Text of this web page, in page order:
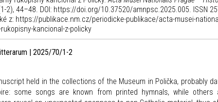
2), 44–48. DOI: https://doi.org/10.37520/amnpsc.2025.005. ISSN
z: https://publikace.nm.cz/periodicke-publikace/acta-musei-
kancional-z-policky
| 2025/70/1-2
held in the collections of the Museum in Polička, probably
some songs are known from printed hymnals, while others